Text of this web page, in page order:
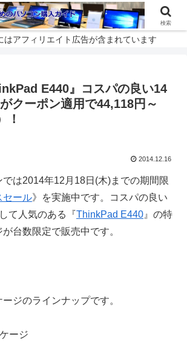
アフィリエイト広告が含まれています
E440』コスパの良い14
クーポン適用で44,118円～
！
2014.12.16
では2014年12月18日(木)までの期間限
セール》を実施中です。コスパの良い
て人気のある『ThinkPad E440 』の特
台数限定で販売中です。
ジのラインナップです。
ージ
検索